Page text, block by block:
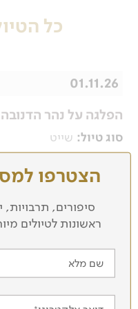
כל
הפלגה על נהר הדנובה
סוג טיול: שייט
01.11.26
לפרטים נוספים
הפלגה על נהר הדנובה
01.11.26
הצטרפו
סיפורים, תרבויות,
ראשונות לטיולים
שם מלא